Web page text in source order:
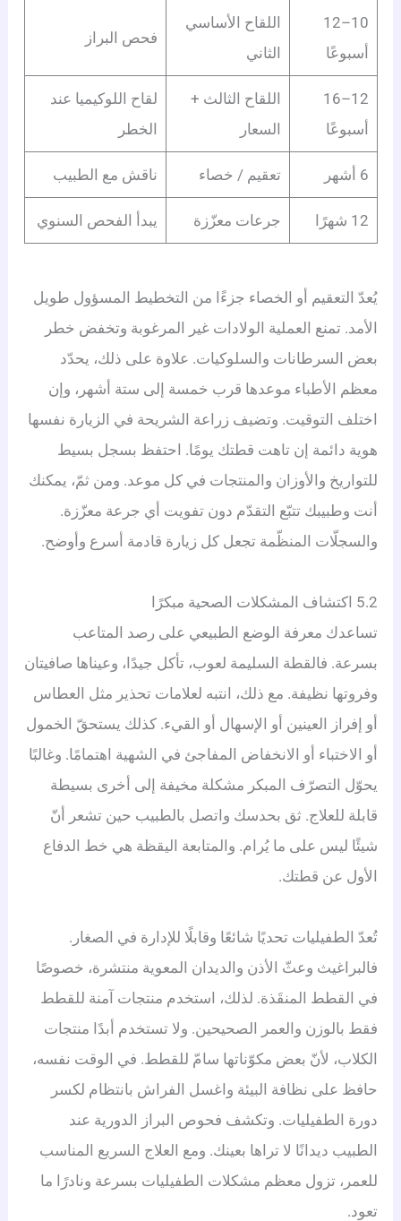
10–12
أسبوعًا
اللقاح الأساسي
الثاني
فحص البراز
12–16
أسبوعًا
اللقاح الثالث +
السعار
لقاح اللوكيميا عند
الخطر
تعقيم / خصاء ناقش مع الطبيب
12 شهرًا جرعات معزّزة يبدأ الفحص السنوي
يُعدّ التعقيم أو الخصاء جزءًا من التخطيط المسؤول طويل
الأمد. تمنع العملية الولادات غير المرغوبة وتخفض خطر
بعض السرطانات والسلوكيات. علاوة على ذلك، يحدّد
معظم الأطباء موعدها قرب خمسة إلى ستة أشهر، وإن
اختلف التوقيت. وتضيف زراعة الشريحة في الزيارة نفسها
هوية دائمة إن تاهت قطتك يومًا. احتفظ بسجل بسيط
للتواريخ والأوزان والمنتجات في كل موعد. ومن ثمّ، يمكنك
أنت وطبيبك تتبّع التقدّم دون تفويت أي جرعة معزّزة.
والسجلّات المنظّمة تجعل كل زيارة قادمة أسرع وأوضح.
5.2 اكتشاف المشكلات الصحية مبكرًا
تساعدك معرفة الوضع الطبيعي على رصد المتاعب
بسرعة. فالقطة السليمة لعوب، تأكل جيدًا، وعيناها صافيتان
وفروتها نظيفة. مع ذلك، انتبه لعلامات تحذير مثل العطاس
أو إفراز العينين أو الإسهال أو القيء. كذلك يستحقّ الخمول
أو الاختباء أو الانخفاض المفاجئ في الشهية اهتمامًا. وغالبًا
يحوّل التصرّف المبكر مشكلة مخيفة إلى أخرى بسيطة
قابلة للعلاج. ثق بحدسك واتصل بالطبيب حين تشعر أنّ
شيئًا ليس على ما يُرام. والمتابعة اليقظة هي خط الدفاع
الأول عن قطتك.
تُعدّ الطفيليات تحديًا شائعًا وقابلًا للإدارة في الصغار.
فالبراغيث وعثّ الأذن والديدان المعوية منتشرة، خصوصًا
في القطط المنقَذة. لذلك، استخدم منتجات آمنة للقطط
فقط بالوزن والعمر الصحيحين. ولا تستخدم أبدًا منتجات
الكلاب، لأنّ بعض مكوّناتها سامّ للقطط. في الوقت نفسه،
حافظ على نظافة البيئة واغسل الفراش بانتظام لكسر
دورة الطفيليات. وتكشف فحوص البراز الدورية عند
الطبيب ديدانًا لا تراها بعينك. ومع العلاج السريع المناسب
للعمر، تزول معظم مشكلات الطفيليات بسرعة ونادرًا ما
تعود.